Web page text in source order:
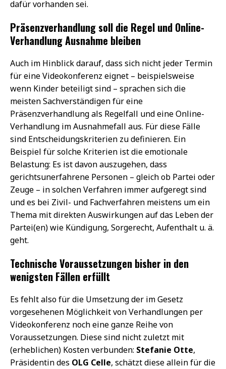
dafür vorhanden sei.
Präsenzverhandlung soll die Regel und Online-
Verhandlung Ausnahme bleiben
Auch im Hinblick darauf, dass sich nicht jeder Termin
für eine Videokonferenz eignet – beispielsweise
wenn Kinder beteiligt sind – sprachen sich die
meisten Sachverständigen für eine
Präsenzverhandlung als Regelfall und eine Online-
Verhandlung im Ausnahmefall aus. Für diese Fälle
sind Entscheidungskriterien zu definieren. Ein
Beispiel für solche Kriterien ist die emotionale
Belastung: Es ist davon auszugehen, dass
gerichtsunerfahrene Personen – gleich ob Partei oder
Zeuge – in solchen Verfahren immer aufgeregt sind
und es bei Zivil- und Fachverfahren meistens um ein
Thema mit direkten Auswirkungen auf das Leben der
Partei(en) wie Kündigung, Sorgerecht, Aufenthalt u. ä.
geht.
Technische Voraussetzungen bisher in den
wenigsten Fällen erfüllt
Es fehlt also für die Umsetzung der im Gesetz
vorgesehenen Möglichkeit von Verhandlungen per
Videokonferenz noch eine ganze Reihe von
Voraussetzungen. Diese sind nicht zuletzt mit
(erheblichen) Kosten verbunden: Stefanie Otte,
Präsidentin des OLG Celle, schätzt diese allein für die